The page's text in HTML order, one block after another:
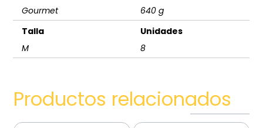
Gourmet
640 g
Talla
M
Unidades
8
Productos relacionados